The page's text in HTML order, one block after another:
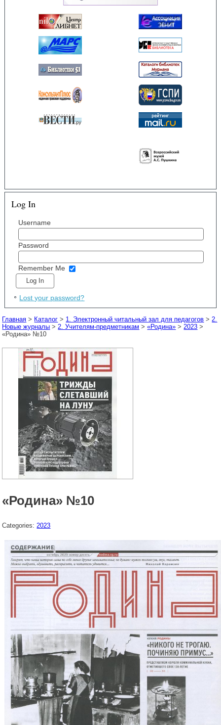
Log In
Username
Password
Remember Me
Lost your password?
Главная > Каталог > 1. Электронный читальный зал для педагогов > 2.
Новые журналы > 2. Учителям-предметникам >«Родина» > 2023 >
«Родина» №10
«Родина» №10
Categories: 2023